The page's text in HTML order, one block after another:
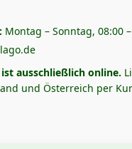
Montag – Sonntag, 08:00
ist ausschließlich online.
und Österreich per